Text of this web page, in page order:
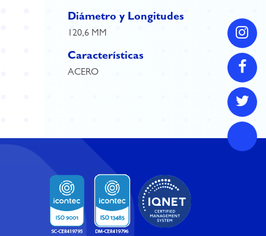
Diámetro y Longitudes
120,6 MM
Características
ACERO